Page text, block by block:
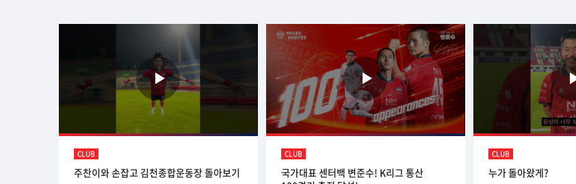
CLUB
주찬이와 손잡고 김천종합운동장 돌아보기
CLUB
국가대표 센터백 변준수! K리그 통산
CLUB
누가 돌아왔게?